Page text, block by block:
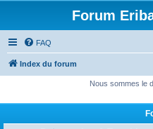
Forum
FAQ
Index du forum
Nous sommes le